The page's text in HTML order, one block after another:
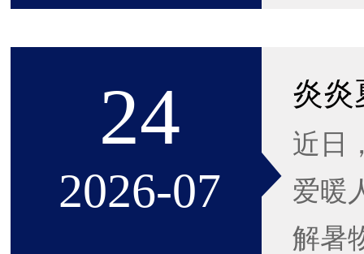
24
2026-07
炎炎
近日
爱暖
解暑